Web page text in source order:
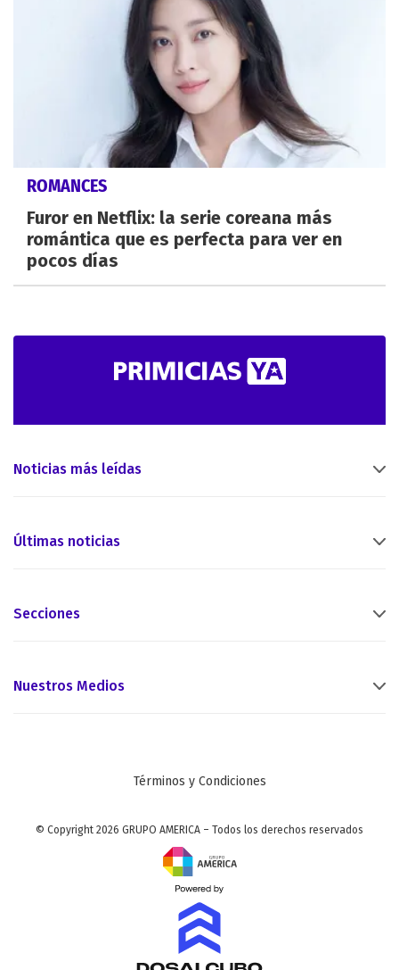
ROMANCES
Furor en Netflix: la serie coreana más
romántica que es perfecta para ver en
pocos días
Noticias más leídas
Últimas noticias
Secciones
Nuestros Medios
Términos y Condiciones
© Copyright 2026 GRUPO AMERICA – Todos los derechos reservados